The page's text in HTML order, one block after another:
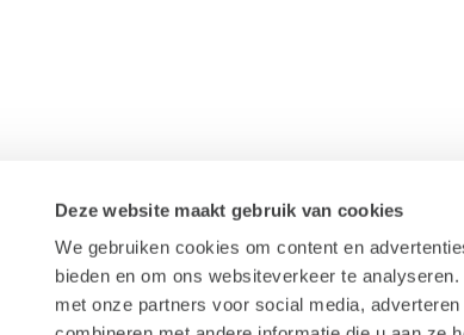
Deze website maakt gebruik van cookies
We gebruiken cookies om content en
bieden en om ons websiteverkeer te
met onze partners voor social media,